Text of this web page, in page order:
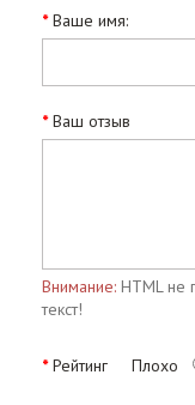
Ваше имя:
Ваш отзыв
Внимание: HTML не
текст!
Рейтинг Плохо